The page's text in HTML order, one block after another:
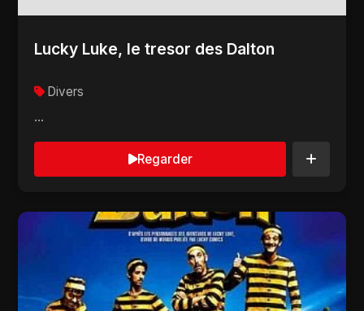
Lucky Luke, le tresor des Dalton
Divers
...
Regarder